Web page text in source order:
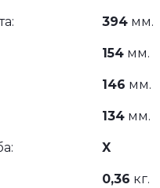
394 мм.
154 мм.
146 мм.
134 мм.
X
0,36 кг.